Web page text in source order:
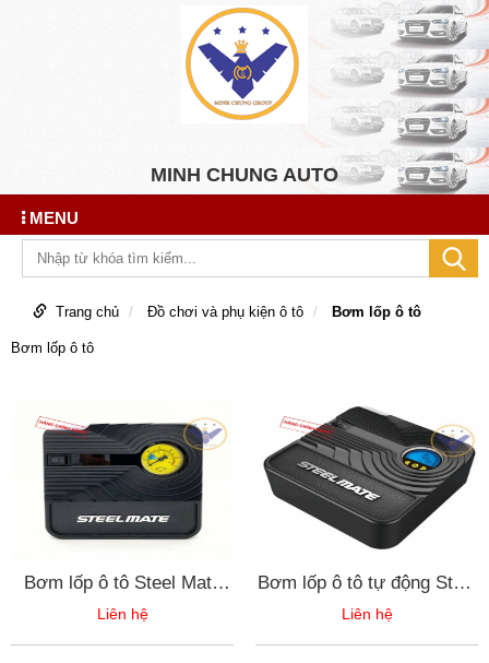
MINH CHUNG AUTO
MENU
Trang chủ Đồ chơi và phụ kiện ô tô Bơm lốp ô tô
Bơm lốp ô tô
Bơm lốp ô tô Steel Mate
P03 12v - hàng chính hãng
Liên hệ
Bơm lốp ô tô tự động Steel
Mate P05 bản điện tử tự
Liên hệ